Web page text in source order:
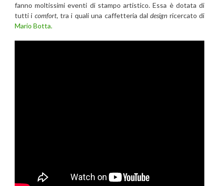
fanno moltissimi eventi di stampo artistico. Essa è dotata di
tutti i comfort, tra i quali una caffetteria daldesign ricercato di
Mario Botta.